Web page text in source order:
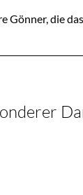
Gönner, die